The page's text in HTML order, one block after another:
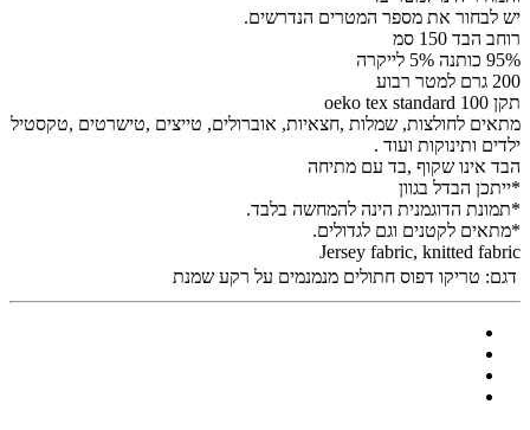
יש לבחור את מספר המטרים הנדרשים.
רוחב הבד 150 סמ
95% כותנה 5% לייקרה
200 גרם למטר רבוע
תקן oeko tex standard 100
מתאים לחולצות, שמלות ,חצאיות, אוברולים, טייצים ,טישרטים ,טקסטיל
ילדים ותינוקות ועוד .
הבד אינו שקוף ,בד עם מתיחה
*ייתכן הבדל בגוון
*תמונת הדוגמנית הינה להמחשה בלבד.
*מתאים לקטנים וגם לגדולים.
Jersey fabric, knitted fabric
דגם: טריקו דפוס חתולים מנמנמים על רקע שמנת